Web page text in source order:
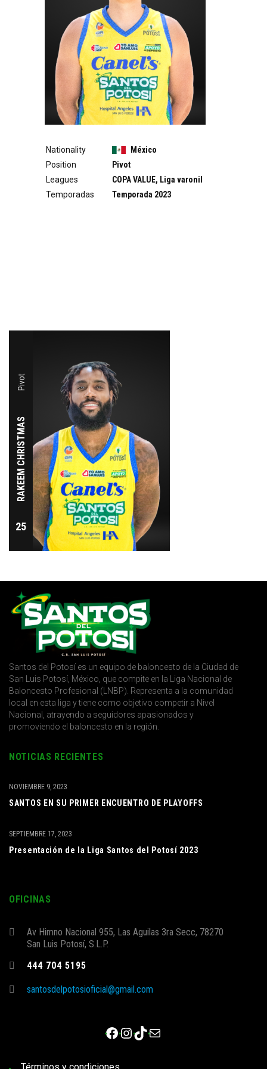
Nationality
México
Position
Pivot
Leagues
COPA VALUE, Liga varonil
Temporadas
Temporada 2023
25
RAKEEM CHRISTMAS
Pivot
Santos del Potosí es un equipo de baloncesto de la Ciudad de
San Luis Potosí, México, que compite en la Liga Nacional de
Baloncesto Profesional (LNBP). Representa a la comunidad
local en esta liga y tiene como objetivo competir a Nivel
Nacional, atrayendo a seguidores apasionados y
promoviendo el baloncesto en la región.
NOTICIAS RECIENTES
SANTOS EN SU PRIMER ENCUENTRO DE PLAYOFFS
NOVIEMBRE 9, 2023
Presentación de la Liga Santos del Potosí 2023
SEPTIEMBRE 17, 2023
OFICINAS
Av Himno Nacional 955, Las Aguilas 3ra Secc, 78270
San Luis Potosí, S.L.P.
444 704 5195
santosdelpotosioficial@gmail.com
Facebook
Instagram
TikTok
Correo electrónico
Términos y condiciones